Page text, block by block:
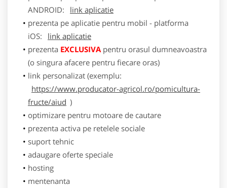
ANDROID:
link aplicatie
prezenta pe aplicatie pentru mobil - platforma
iOS:
link aplicatie
prezenta EXCLUSIVApentru orasul dumneavoastra
(o singura afacere pentru fiecare oras)
link personalizat (exemplu:
https://www.producator-agricol.ro/pomicultura-
fructe/aiud )
optimizare pentru motoare de cautare
prezenta activa pe retelele sociale
suport tehnic
adaugare oferte speciale
hosting
mentenanta